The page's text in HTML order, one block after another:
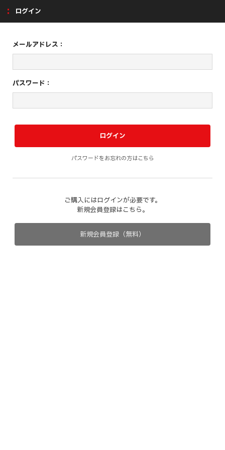
ログイン
メールアドレス：
パスワード：
パスワードをお忘れの方はこちら
ご購入にはログインが必要です。
新規会員登録はこちら。